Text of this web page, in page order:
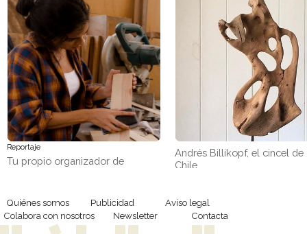
Reportaje
Tu propio organizador de
Andrés Billikopf, el cincel de
Chile
Quiénes somos Publicidad
Aviso legal
Colabora con nosotros
Newsletter Contacta